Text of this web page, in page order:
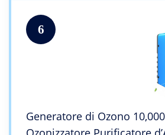
6
Generatore di Ozono